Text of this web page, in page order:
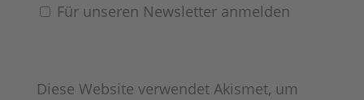
Für unseren Newsletter anmelden
Diese Website verwendet Akismet, um